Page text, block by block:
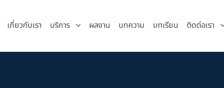
เกี่ยวกับเรา บริการ ผลงาน บทความ บทเรียน ติดต่อเรา